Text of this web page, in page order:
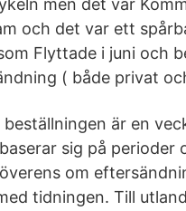
men det var
och det var ett
Flyttade i juni och
( både privat
är en
sig på perioder
om
tidningen. Till